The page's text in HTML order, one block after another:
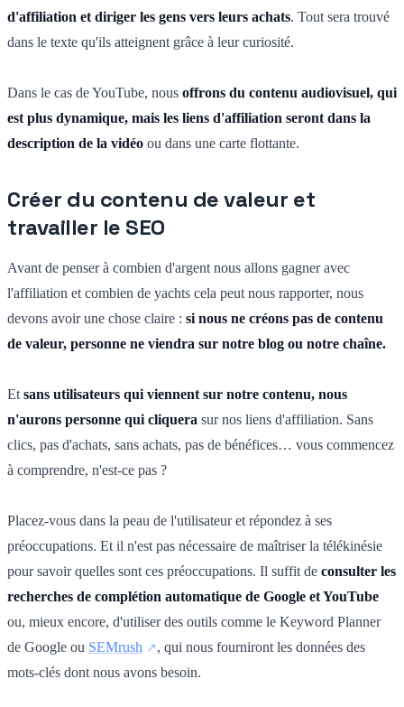
d'affiliation et diriger les gens vers leurs achats. Tout sera trouvé
dans le texte qu'ils atteignent grâce à leur curiosité.
Dans le cas de YouTube, nous offrons du contenu audiovisuel, qui
est plus dynamique, mais les liens d'affiliation seront dans la
description de la vidéo ou dans une carte flottante.
Créer du contenu de valeur et
travailler le SEO
Avant de penser à combien d'argent nous allons gagner avec
l'affiliation et combien de yachts cela peut nous rapporter, nous
devons avoir une chose claire : si nous ne créons pas de contenu
de valeur, personne ne viendra sur notre blog ou notre chaîne.
Et sans utilisateurs qui viennent sur notre contenu, nous
n'aurons personne qui cliquera sur nos liens d'affiliation. Sans
clics, pas d'achats, sans achats, pas de bénéfices… vous commencez
à comprendre, n'est-ce pas ?
Placez-vous dans la peau de l'utilisateur et répondez à ses
préoccupations. Et il n'est pas nécessaire de maîtriser la télékinésie
pour savoir quelles sont ces préoccupations. Il suffit de consulter les
recherches de complétion automatique de Google et YouTube
ou, mieux encore, d'utiliser des outils comme le Keyword Planner
de Google ou SEMrush
, qui nous fourniront les données des
mots-clés dont nous avons besoin.